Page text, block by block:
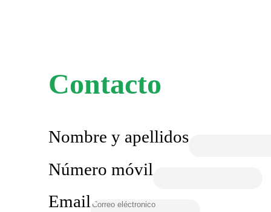
Contacto
Nombre y apellidos
Número móvil
Email